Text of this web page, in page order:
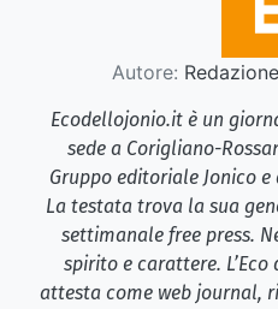
Autore:
Ecodellojonio.it è un
sede a Corigliano-
Gruppo editoriale Jonico
La testata trova la sua
settimanale free press.
spirito e carattere.
attesta come web journal,